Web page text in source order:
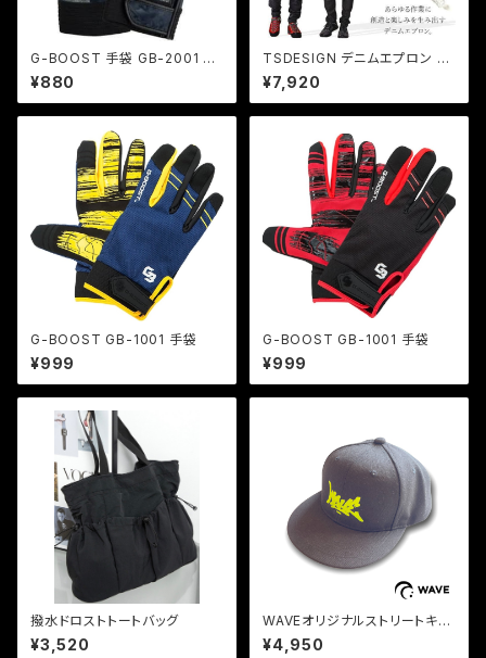
G-BOOST 手袋 GB-2001 カ
モフラ ネイビー
¥880
TSDESIGN デニムエプロン リ
バーシブル フリーサイズ
¥7,920
G-BOOST GB-1001 手袋
¥999
G-BOOST GB-1001 手袋
¥999
撥水ドロストトートバッグ
¥3,520
WAVEオリジナルストリートキャ
ップ
¥4,950